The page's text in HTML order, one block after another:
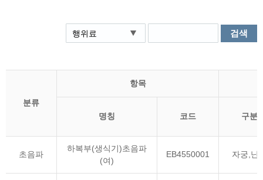
검색
분류
항목
명칭 코드 구분
초음파
하복부(생식기)초음파
(여)
EB4550001 자궁,난